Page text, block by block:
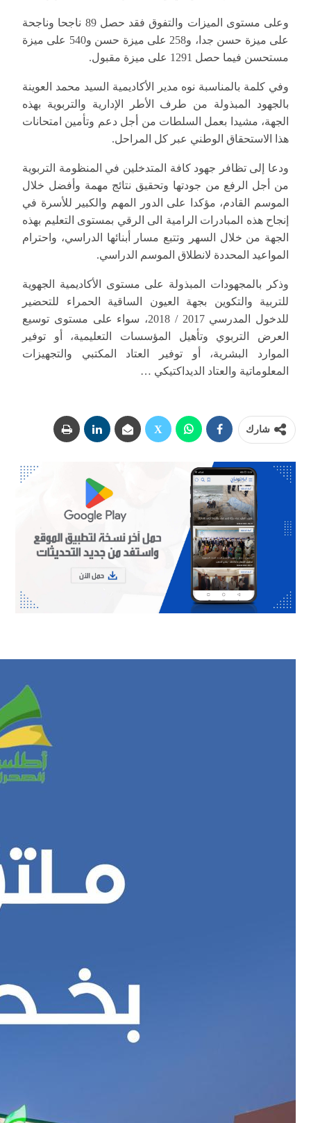
وعلى مستوى الميزات والتفوق فقد حصل 89 ناجحا وناجحة
على ميزة حسن جدا، و258 على ميزة حسن و540 على ميزة
مستحسن فيما حصل 1291 على ميزة مقبول.
وفي كلمة بالمناسبة نوه مدير الأكاديمية السيد محمد العوينة
بالجهود المبذولة من طرف الأطر الإدارية والتربوية بهذه
الجهة، مشيدا بعمل السلطات من أجل دعم وتأمين امتحانات
هذا الاستحقاق الوطني عبر كل المراحل.
ودعا إلى تظافر جهود كافة المتدخلين في المنظومة التربوية
من أجل الرفع من جودتها وتحقيق نتائج مهمة وأفضل خلال
الموسم القادم، مؤكدا على الدور المهم والكبير للأسرة في
إنجاح هذه المبادرات الرامية الى الرقي بمستوى التعليم بهذه
الجهة من خلال السهر وتتبع مسار أبنائها الدراسي، واحترام
المواعيد المحددة لانطلاق الموسم الدراسي.
وذكر بالمجهودات المبذولة على مستوى الأكاديمية الجهوية
للتربية والتكوين بجهة العيون الساقية الحمراء للتحضير
للدخول المدرسي 2017 / 2018، سواء على مستوى توسيع
العرض التربوي وتأهيل المؤسسات التعليمية، أو توفير
الموارد البشرية، أو توفير العتاد المكتبي والتجهيزات
المعلوماتية والعتاد الديداكتيكي …
شارك